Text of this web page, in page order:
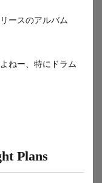
ースのアルバム
ねー、特にドラム
Plans